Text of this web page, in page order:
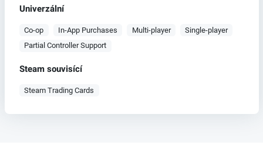
Univerzální
Co-op In-App Purchases Multi-player
Single-player
Partial Controller Support
Steam souvisící
Steam Trading Cards